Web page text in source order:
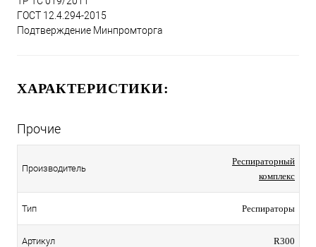
ГОСТ 12.4.294-2015
Подтверждение Минпромторга
ХАРАКТЕРИСТИКИ:
Прочие
Производитель
Респираторный
комплекс
Тип Респираторы
Артикул R300